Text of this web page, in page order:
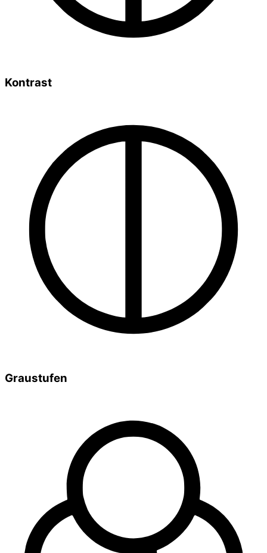
Kontrast
Graustufen